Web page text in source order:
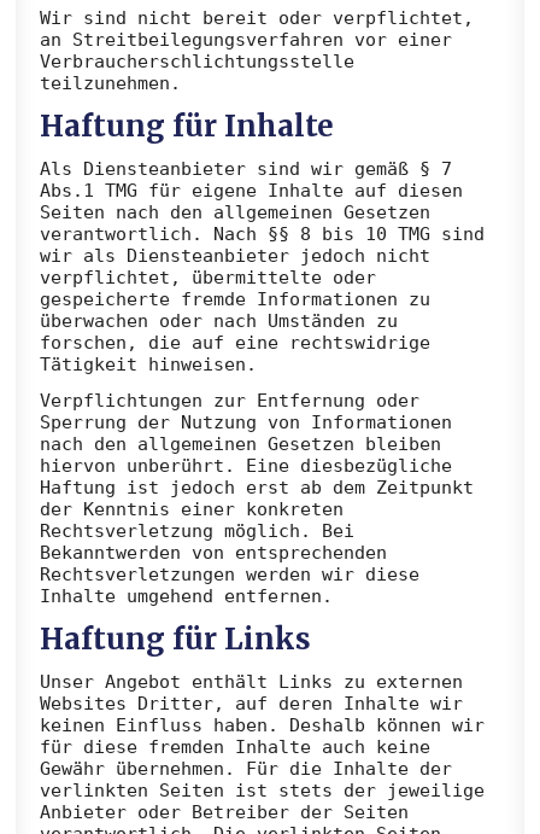
Wir sind nicht bereit oder verpflichtet,
an Streitbeilegungsverfahren vor einer
Verbraucherschlichtungsstelle
teilzunehmen.
Haftung für Inhalte
Als Diensteanbieter sind wir gemäß § 7
Abs.1 TMG für eigene Inhalte auf diesen
Seiten nach den allgemeinen Gesetzen
verantwortlich. Nach §§ 8 bis 10 TMG sind
wir als Diensteanbieter jedoch nicht
verpflichtet, übermittelte oder
gespeicherte fremde Informationen zu
überwachen oder nach Umständen zu
forschen, die auf eine rechtswidrige
Tätigkeit hinweisen.
Verpflichtungen zur Entfernung oder
Sperrung der Nutzung von Informationen
nach den allgemeinen Gesetzen bleiben
hiervon unberührt. Eine diesbezügliche
Haftung ist jedoch erst ab dem Zeitpunkt
der Kenntnis einer konkreten
Rechtsverletzung möglich. Bei
Bekanntwerden von entsprechenden
Rechtsverletzungen werden wir diese
Inhalte umgehend entfernen.
Haftung für Links
Unser Angebot enthält Links zu externen
Websites Dritter, auf deren Inhalte wir
keinen Einfluss haben. Deshalb können wir
für diese fremden Inhalte auch keine
Gewähr übernehmen. Für die Inhalte der
verlinkten Seiten ist stets der jeweilige
Anbieter oder Betreiber der Seiten